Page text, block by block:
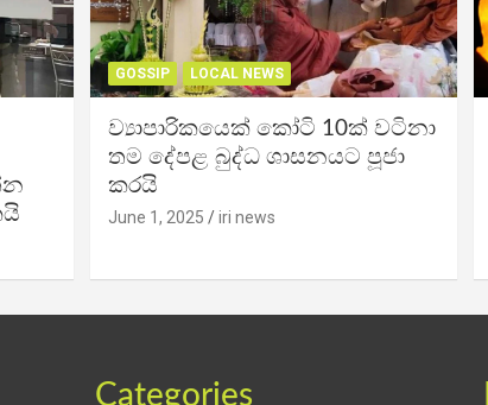
GOSSIP LOCAL NEWS
ව්‍යාපාරිකයෙක් කෝටි 10ක් වටිනා
තම දේපළ බුද්ධ ශාසනයට පූජා
කරයි
June 1, 2025 iri news
Categories